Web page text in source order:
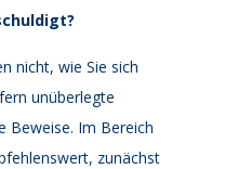
nicht, wie Sie sich
unüberlegte
Beweise. Im Bereich
zunächst